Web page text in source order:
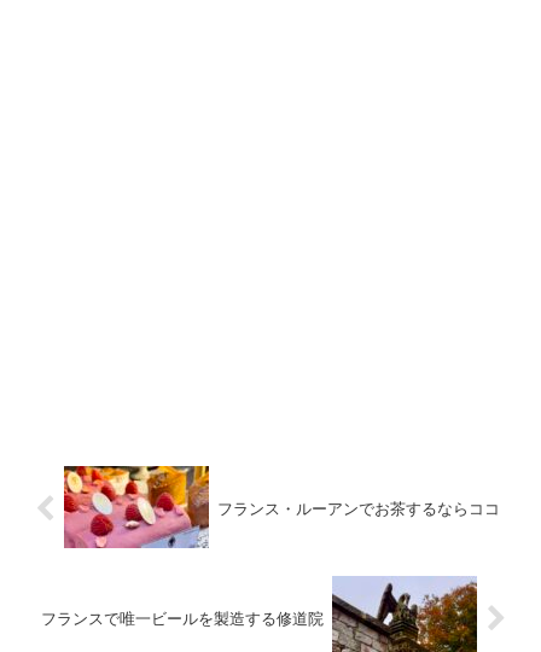
フランス・ルーアンでお茶するならココ
フランスで唯一ビールを製造する修道院